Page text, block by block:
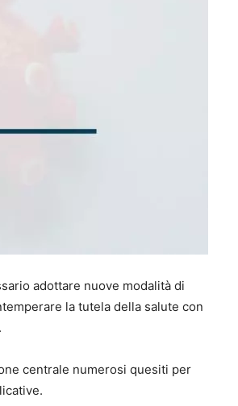
adottare nuove modalità di
la tutela della salute con
centrale numerosi quesiti per